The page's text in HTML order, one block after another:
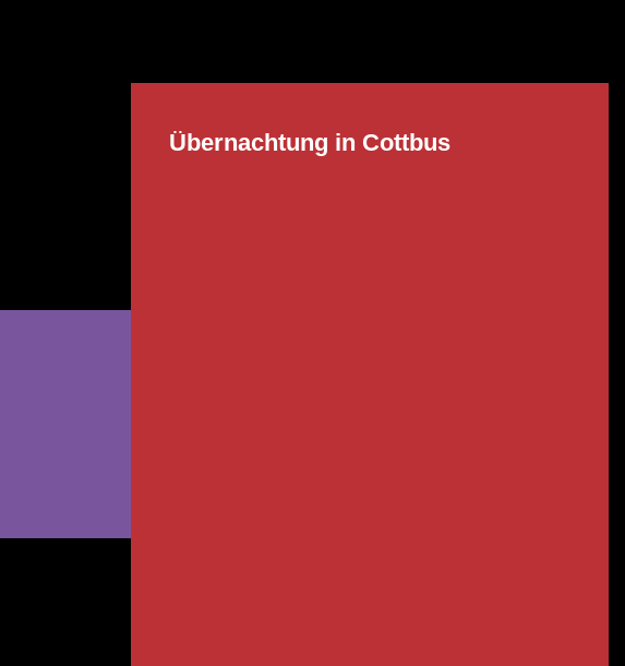
Übernachtung in Cottbus